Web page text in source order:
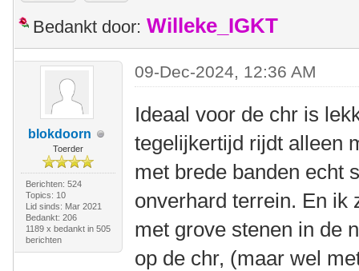
Bedankt door: Willeke_IGKT
blokdoorn
Toerder
Berichten: 524
Topics: 10
Lid sinds: Mar 2021
Bedankt: 206
1189 x bedankt in 505
berichten
09-Dec-2024, 12:36 AM
Ideaal voor de chr is
tegelijkertijd rijdt alleen
met brede banden echt
onverhard terrein. En ik
met grove stenen in de
op de chr, (maar wel